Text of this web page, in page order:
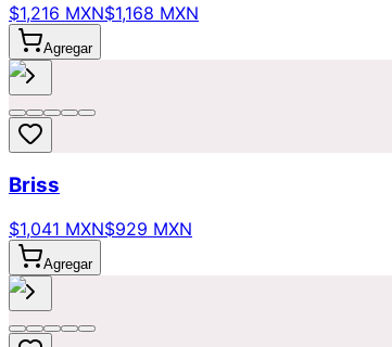
$1,216 MXN$1,168 MXN
Agregar
Briss
$1,041 MXN$929 MXN
Agregar